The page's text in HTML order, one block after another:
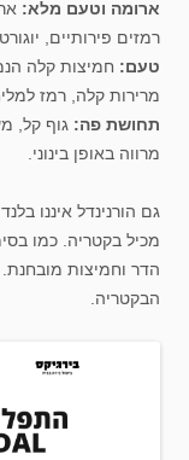
ארומה וטעם מלא:
רמזים פירותיים,
טעם: חמיצות קלה
מרירות קלה, רמז
תחושת פה: גוף קל,
מרווה באופן בינוני.
מכיל בקטריה. כמו
הדר וחמיצות
הבקטריה.